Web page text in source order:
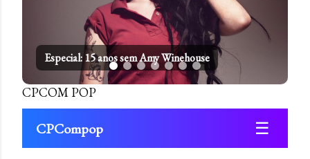
Especial: 15 anos sem Amy Winehouse
CPCOM POP
CPCompop ☰